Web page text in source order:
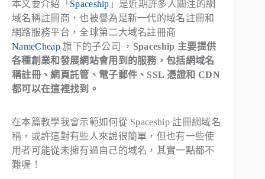
本文要介紹「 Spaceship 」是近期許多人關注的網
域名稱註冊商，也被譽為是新一代的域名註冊和
網路服務平台，全球第二大域名註冊商
NameCheap旗下的子公司 ， Spaceship 主要提供
各種創業和發展網站會用到的服務，包括網域名
稱註冊、網頁託管、電子郵件、SSL 憑證和 CDN
都可以在這裡找到。
在本篇教學我會示範如何從 Spaceship 註冊網域名
稱，或許這對有些人來說很簡單，但也有一些使
用者可能從未擁有過自己的域名，其實一點都不
難喔！